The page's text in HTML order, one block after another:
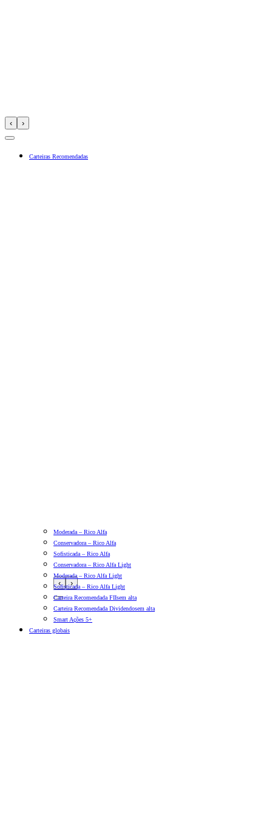
‹ ›
Carteiras Recomendadas
‹ ›
Moderada – Rico Alfa
Conservadora – Rico Alfa
Sofisticada – Rico Alfa
Conservadora – Rico Alfa Light
Moderada – Rico Alfa Light
Sofisticada – Rico Alfa Light
Carteira Recomendada FIIsem alta
Carteira Recomendada Dividendosem alta
Smart Ações 5+
Carteiras globais